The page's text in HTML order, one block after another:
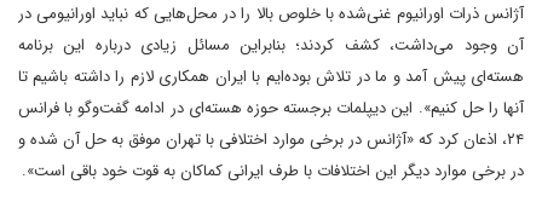
آژانس ذرات اورانیوم غنی‌شده با خلوص بالا را در محل‌هایی که نباید اورانیومی در
آن وجود می‌داشت، کشف کردند؛ بنابراین مسائل زیادی درباره این برنامه
هسته‌ای پیش آمد و ما در تلاش بوده‌ایم با ایران همکاری لازم را داشته باشیم تا
آنها را حل کنیم». این دیپلمات برجسته حوزه هسته‌ای در ادامه گفت‌وگو با فرانس
۲۴، اذعان کرد که «آژانس در برخی موارد اختلافی با تهران موفق به حل آن شده و
در برخی موارد دیگر این اختلافات با طرف ایرانی کماکان به قوت خود باقی است».